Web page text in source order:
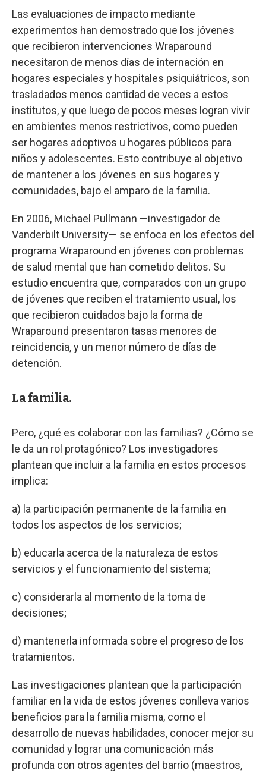
Las evaluaciones de impacto mediante
experimentos han demostrado que los jóvenes
que recibieron intervenciones Wraparound
necesitaron de menos días de internación en
hogares especiales y hospitales psiquiátricos, son
trasladados menos cantidad de veces a estos
institutos, y que luego de pocos meses logran vivir
en ambientes menos restrictivos, como pueden
ser hogares adoptivos u hogares públicos para
niños y adolescentes. Esto contribuye al objetivo
de mantener a los jóvenes en sus hogares y
comunidades, bajo el amparo de la familia.
En 2006, Michael Pullmann —investigador de
Vanderbilt University— se enfoca en los efectos del
programa Wraparound en jóvenes con problemas
de salud mental que han cometido delitos. Su
estudio encuentra que, comparados con un grupo
de jóvenes que reciben el tratamiento usual, los
que recibieron cuidados bajo la forma de
Wraparound presentaron tasas menores de
reincidencia, y un menor número de días de
detención.
La familia.
Pero, ¿qué es colaborar con las familias? ¿Cómo se
le da un rol protagónico? Los investigadores
plantean que incluir a la familia en estos procesos
implica:
a) la participación permanente de la familia en
todos los aspectos de los servicios;
b) educarla acerca de la naturaleza de estos
servicios y el funcionamiento del sistema;
c) considerarla al momento de la toma de
decisiones;
d) mantenerla informada sobre el progreso de los
tratamientos.
Las investigaciones plantean que la participación
familiar en la vida de estos jóvenes conlleva varios
beneficios para la familia misma, como el
desarrollo de nuevas habilidades, conocer mejor su
comunidad y lograr una comunicación más
profunda con otros agentes del barrio (maestros,